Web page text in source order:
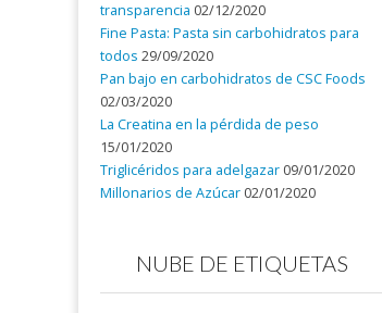
transparencia 02/12/2020
Fine Pasta: Pasta sin carbohidratos para
todos 29/09/2020
Pan bajo en carbohidratos de CSC Foods
02/03/2020
La Creatina en la pérdida de peso
15/01/2020
Triglicéridos para adelgazar 09/01/2020
Millonarios de Azúcar 02/01/2020
NUBE DE ETIQUETAS